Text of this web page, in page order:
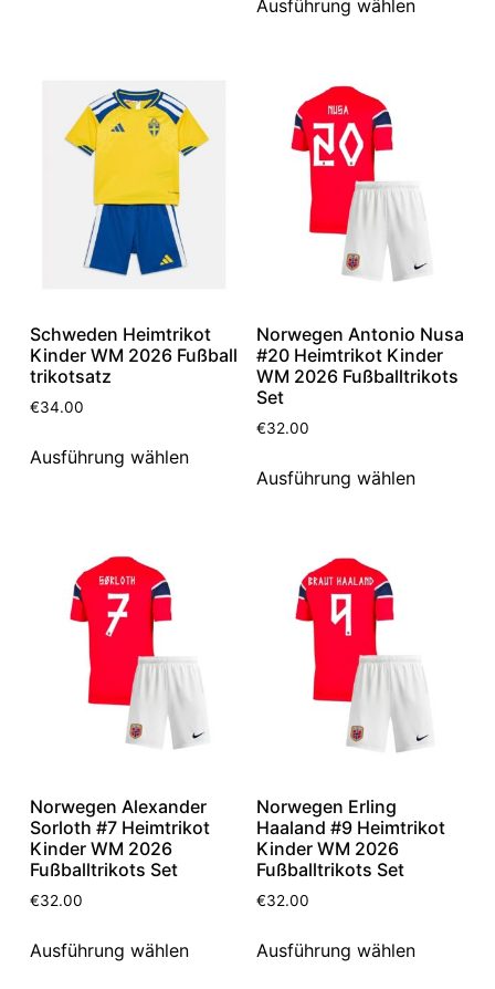
Ausführung wählen
Schweden Heimtrikot
Kinder WM 2026 Fußball
trikotsatz
€34.00
Ausführung wählen
Norwegen Antonio Nusa
#20 Heimtrikot Kinder
WM 2026 Fußballtrikots
Set
€32.00
Ausführung wählen
Norwegen Alexander
Sorloth #7 Heimtrikot
Kinder WM 2026
Fußballtrikots Set
€32.00
Ausführung wählen
Norwegen Erling
Haaland #9 Heimtrikot
Kinder WM 2026
Fußballtrikots Set
€32.00
Ausführung wählen